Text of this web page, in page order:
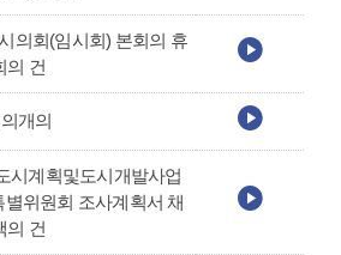
의회(임시회) 본회의 휴
의 건
개의
시계획및도시개발사업
위원회 조사계획서 채
의 건